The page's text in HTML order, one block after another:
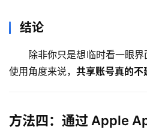
结论
除非你只是想临时看一眼
使用角度来说， 共享账号真的不
方法四：通过 Apple